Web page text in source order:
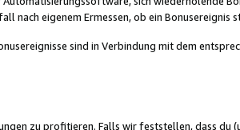
nach eigenem Ermessen, ob ein
sind in Verbindung mit dem
zu profitieren. Falls wir feststellen, dass du